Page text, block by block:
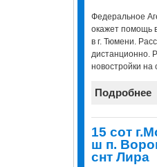
Федеральное
окажет помощь
в г. Тюмени.
дистанционно.
новостройки на
Подробнее
15 сот
ш п.
снт Лира